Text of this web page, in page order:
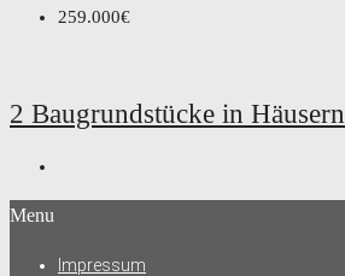
259.000€
2 Baugrundstücke in Häusern
Menu
Impressum